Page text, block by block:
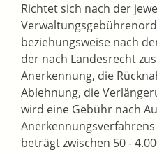
Richtet sich nach der
beziehungsweise nach
der nach Landesrecht
Anerkennung, die
Ablehnung, die
wird eine Gebühr nach
beträgt zwischen 50 -